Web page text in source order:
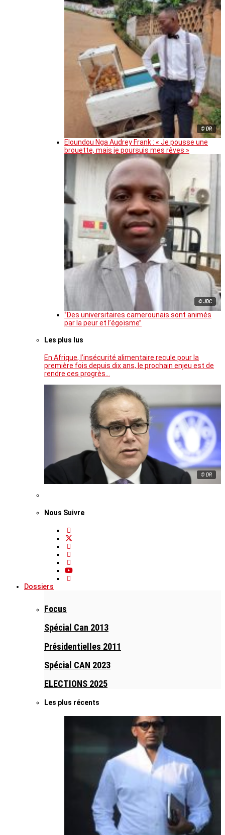
© DR
Eloundou Nga Audrey Frank : « Je pousse une
brouette, mais je poursuis mes rêves »
© JDC
‘’Des universitaires camerounais sont animés
par la peur et l’égoïsme’’
Les plus lus
En Afrique, l’insécurité alimentaire recule pour la
première fois depuis dix ans, le prochain enjeu est de
rendre ces progrès…
© DR
Nous Suivre
Dossiers
Focus
Spécial Can 2013
Présidentielles 2011
Spécial CAN 2023
ELECTIONS 2025
Les plus récents